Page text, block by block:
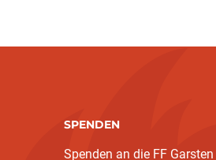
SPENDEN
Spenden an die FF Garsten